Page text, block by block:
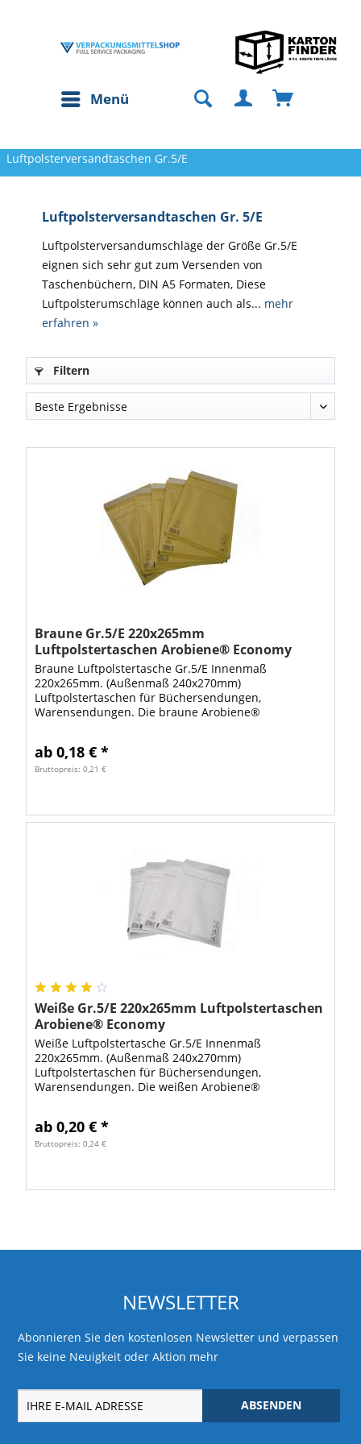
Menü
Luftpolsterversandtaschen Gr.5/E
Luftpolsterversandtaschen Gr. 5/E
Luftpolsterversandumschläge der Größe Gr.5/E
eignen sich sehr gut zum Versenden von
Taschenbüchern, DIN A5 Formaten, Diese
Luftpolsterumschläge können auch als... mehr
erfahren »
Filtern
Braune Gr.5/E 220x265mm
Luftpolstertaschen Arobiene® Economy
Braune Luftpolstertasche Gr.5/E Innenmaß
220x265mm. (Außenmaß 240x270mm)
Luftpolstertaschen für Büchersendungen,
Warensendungen. Die braune Arobiene®
ab 0,18 € *
Bruttopreis: 0,21 €
Weiße Gr.5/E 220x265mm Luftpolstertaschen
Arobiene® Economy
Weiße Luftpolstertasche Gr.5/E Innenmaß
220x265mm. (Außenmaß 240x270mm)
Luftpolstertaschen für Büchersendungen,
Warensendungen. Die weißen Arobiene®
ab 0,20 € *
Bruttopreis: 0,24 €
NEWSLETTER
Abonnieren Sie den kostenlosen Newsletter und verpassen
Sie keine Neuigkeit oder Aktion mehr
ABSENDEN